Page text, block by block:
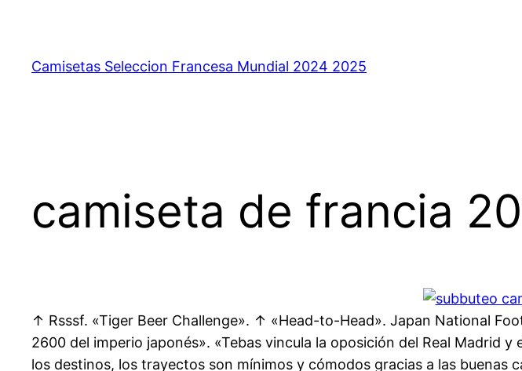
contenido
Camisetas Seleccion Francesa Mundial 2024 2025
camiseta de francia
↑ Rsssf. «Tiger Beer Challenge». ↑ «Head-to-Head». Japan National
2600 del imperio japonés». «Tebas vincula la oposición del Real Madrid
los destinos, los trayectos son mínimos y cómodos gracias a las buenas